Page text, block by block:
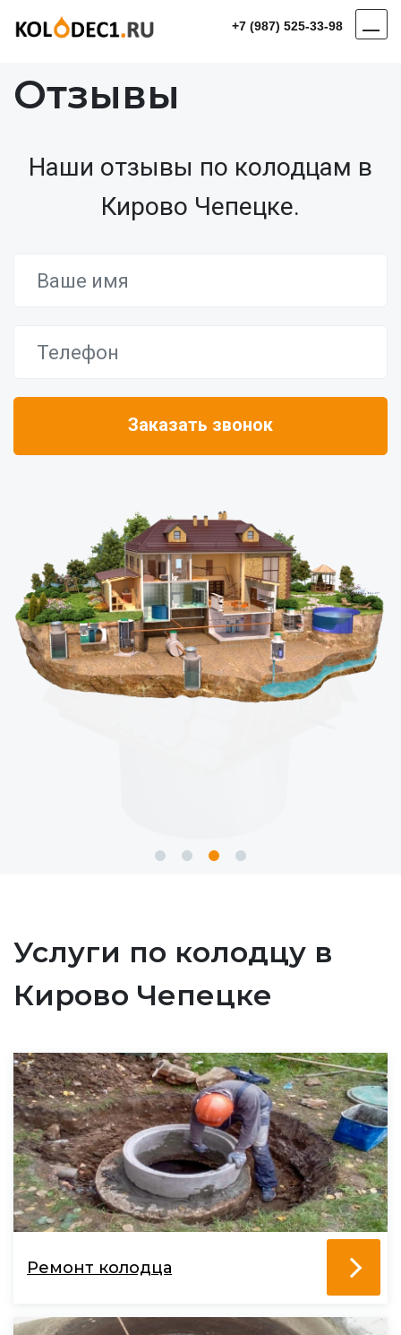
+7 (987) 525-33-98
Отзывы
Наши отзывы по колодцам в
Кирово Чепецке.
Услуги по колодцу в
Кирово Чепецке
Ремонт колодца